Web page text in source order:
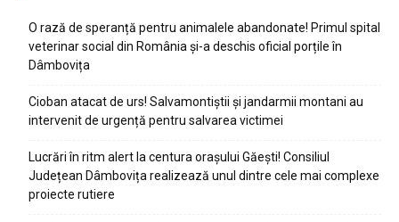
O rază de speranță pentru animalele abandonate! Primul spital
veterinar social din România și-a deschis oficial porțile în
Dâmbovița
Cioban atacat de urs! Salvamontiștii și jandarmii montani au
intervenit de urgență pentru salvarea victimei
Lucrări în ritm alert la centura orașului Găești! Consiliul
Județean Dâmbovița realizează unul dintre cele mai complexe
proiecte rutiere